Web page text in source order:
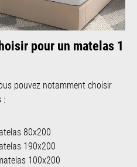
pour un matelas 1
pouvez notamment choisir
:
80x200
190x200
100x200